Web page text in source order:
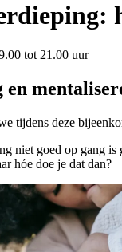
tot 21.00 uur
tijdens deze
niet goed op gang
hóe doe je dat dan?